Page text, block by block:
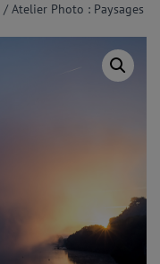
/ Atelier Photo : Paysages